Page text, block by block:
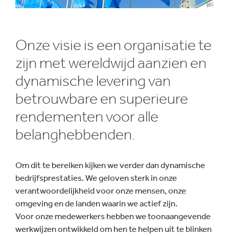
Onze visie is een organisatie te
zijn met wereldwijd aanzien en
dynamische levering van
betrouwbare en superieure
rendementen voor alle
belanghebbenden.
Om dit te bereiken kijken we verder dan dynamische
bedrijfsprestaties. We geloven sterk in onze
verantwoordelijkheid voor onze mensen, onze
omgeving en de landen waarin we actief zijn.
Voor onze medewerkers hebben we toonaangevende
werkwijzen ontwikkeld om hen te helpen uit te blinken